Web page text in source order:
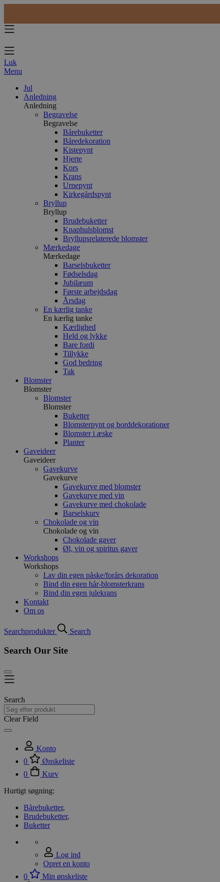
Luk
Menu
Jul
Anledning
Anledning
Begravelse
Begravelse
Bårebuketter
Båredekoration
Kistepynt
Hjerte
Kors
Krans
Urnepynt
Kirkegårdspynt
Bryllup
Bryllup
Brudebuketter
Knaphulsblomst
Bryllupsrelaterede blomster
Mærkedage
Mærkedage
Barselsbuketter
Fødselsdag
Jubilæum
Første arbejdsdag
Årsdag
En kærlig tanke
En kærlig tanke
Kærlighed
Held og lykke
Bare fordi
Tillykke
God bedring
Tak
Blomster
Blomster
Blomster
Blomster
Buketter
Blomsterpynt og borddekorationer
Blomster i æske
Planter
Gaveideer
Gaveideer
Gavekurve
Gavekurve
Gavekurve med blomster
Gavekurve med vin
Gavekurve med chokolade
Barselskurv
Chokolade og vin
Chokolade og vin
Chokolade gaver
Øl, vin og spiritus gaver
Workshops
Workshops
Lav din egen påske/forårs dekoration
Bind din egen hår-blomsterkrans
Bind din egen julekrans
Kontakt
Om os
Searchprodukter Search
Search Our Site
Search
Clear Field
Konto
0
Ønskeliste
0
Kurv
Hurtigt søgning:
Bårebuketter,
Brudebuketter,
Buketter
Log ind
Opret en konto
0
Min ønskeliste